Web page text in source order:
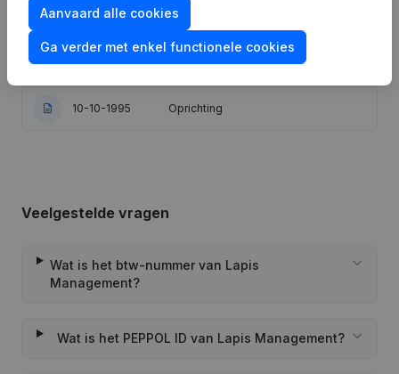
Benaming - Doel - Kapitaal -
Aandelen - Ontslagnemingen -
Benoemingen - Statuten (Vertaling,
Coördinatie, Overige Wijzigingen, …)
- Wijziging Juridische Vorm
10-10-1995 Oprichting
Veelgestelde vragen
Wat is het btw-nummer van Lapis
Management?
Wat is het PEPPOL ID van Lapis Management?
Aanvaard alle cookies
Ga verder met enkel functionele cookies